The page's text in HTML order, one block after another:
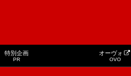
特別企画
PR
オーヴォ
OVO